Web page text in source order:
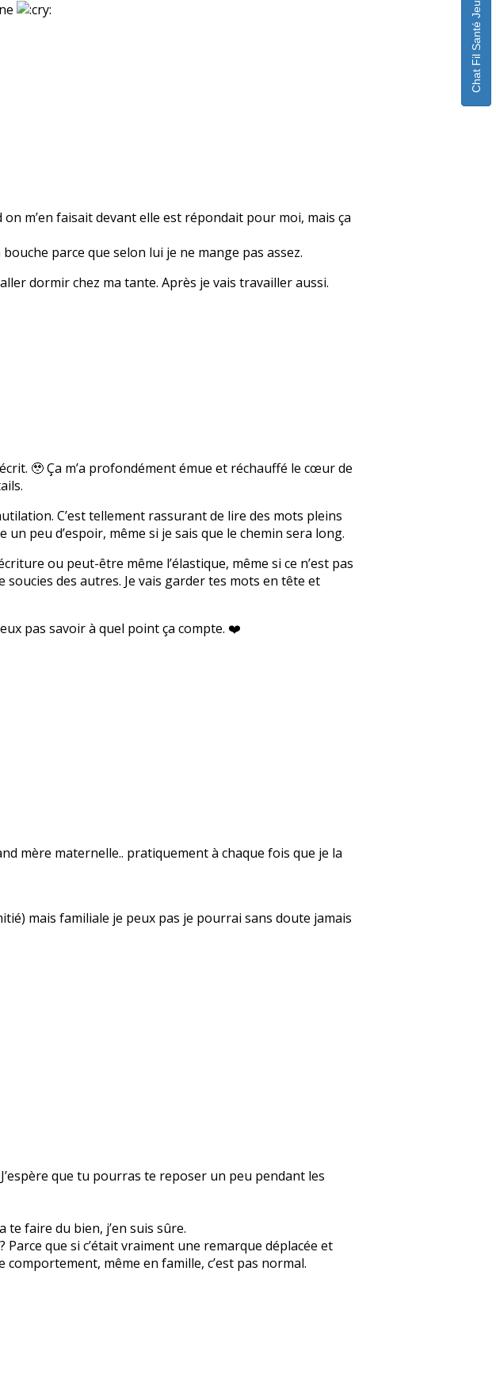
m’en faisait devant elle est répondait pour moi, mais ça
parce que selon lui je ne mange pas assez.
dormir chez ma tante. Après je vais travailler aussi.
🥹 Ça m’a profondément émue et réchauffé le cœur de
C’est tellement rassurant de lire des mots pleins
peu d’espoir, même si je sais que le chemin sera long.
ou peut-être même l’élastique, même si ce n’est pas
des autres. Je vais garder tes mots en tête et
pas savoir à quel point ça compte. ❤️
mère maternelle.. pratiquement à chaque fois que je la
mais familiale je peux pas je pourrai sans doute jamais
que tu pourras te reposer un peu pendant les
te faire du bien, j’en suis sûre.
que si c’était vraiment une remarque déplacée et
même en famille, c’est pas normal.
Chat Fil Santé Jeunes